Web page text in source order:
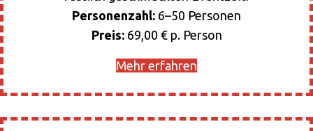
Personenzahl: 6–50 Personen
Preis:69,00 € p. Person
Mehr erfahren